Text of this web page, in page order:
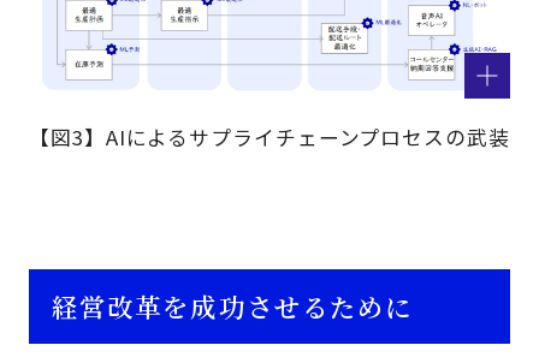
【図3】AIによるサプライチェーンプロセスの武装
経営改革を成功させるために